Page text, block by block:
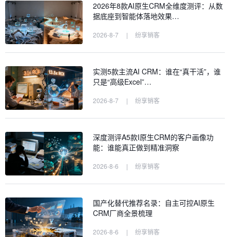
2026年8款AI原生CRM全维度测评：从数
据底座到智能体落地效果…
2026-8-7 | 纷享销客
实测5款主流AI CRM：谁在“真干活”，谁
只是“高级Excel”…
2026-8-7 | 纷享销客
深度测评A5款I原生CRM的客户画像功
能：谁能真正做到精准洞察
2026-8-6 | 纷享销客
国产化替代推荐名录：自主可控AI原生
CRM厂商全景梳理
2026-8-6 | 纷享销客